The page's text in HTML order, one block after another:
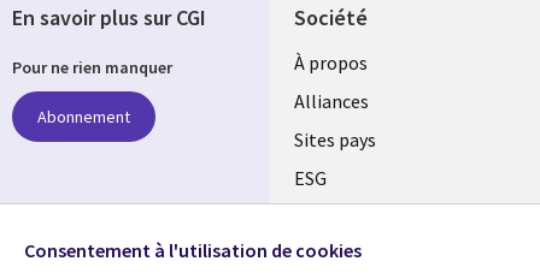
Société
À propos
Alliances
Sites pays
ESG
Fusions
En savoir plus sur CGI
Pour ne rien manquer
Abonnement
Suivez-nous
Consentement à l'utilisation de cookies